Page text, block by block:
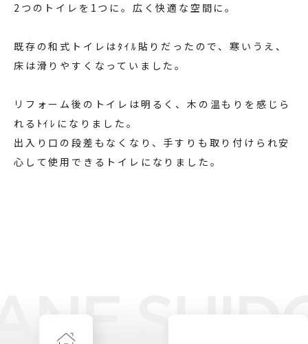
2つのトイレを1つに。広く快適な空間に。
既存の和式トイレはﾀｲﾙ貼りだったので、寒いうえ、
床は滑りやすくなっていました。
リフォーム後のトイレは明るく、木の温もりを感じら
れるﾄｲﾚになりました。
出入り口の段差もなくなり、手すりも取り付けられ安
心して使用できるトイレになりました。